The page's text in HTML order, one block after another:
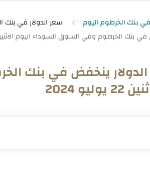
بنك الخرطوم اليوم سعر الدولار في بنك
ينخفض في بنك
2024